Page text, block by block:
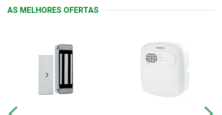
AS MELHORES OFERTAS